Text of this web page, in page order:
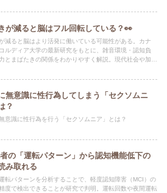
が減ると脳はフル回転している？👀
減ると脳はより活発に働いている可能性がある。カナ
ルディア大学の最新研究をもとに、雑音環境・認知負
とまばたきの関係をわかりやすく解説。現代社会や加齢
無意識に性行為してしまう「セクソムニ
？
意識に性行為を行う「セクソムニア」とは？
の「運転パターン」から認知機能低下の
み取れる
転パターンを分析することで、軽度認知障害（MCI）の
度で検出できることが研究で判明。運転回数や夜間運転